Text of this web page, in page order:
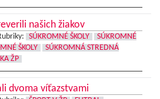
našich žiakov
SÚKROMNÉ ŠKOLY
SÚKROMNÉ
ŠKOLY
SÚKROMNÁ STREDNÁ
ŽP
dvoma víťazstvami